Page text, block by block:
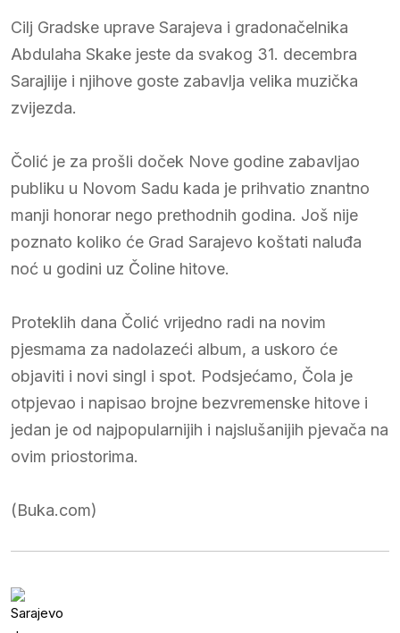
Cilj Gradske uprave Sarajeva i gradonačelnika
Abdulaha Skake jeste da svakog 31. decembra
Sarajlije i njihove goste zabavlja velika muzička
zvijezda.
Čolić je za prošli doček Nove godine zabavljao
publiku u Novom Sadu kada je prihvatio znantno
manji honorar nego prethodnih godina. Još nije
poznato koliko će Grad Sarajevo koštati naluđa
noć u godini uz Čoline hitove.
Proteklih dana Čolić vrijedno radi na novim
pjesmama za nadolazeći album, a uskoro će
objaviti i novi singl i spot. Podsjećamo, Čola je
otpjevao i napisao brojne bezvremenske hitove i
jedan je od najpopularnijih i najslušanijih pjevača na
ovim priostorima.
(Buka.com)